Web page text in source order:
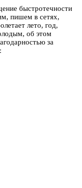
быстротечности
пишем в сетях,
лето, год,
об этом
за